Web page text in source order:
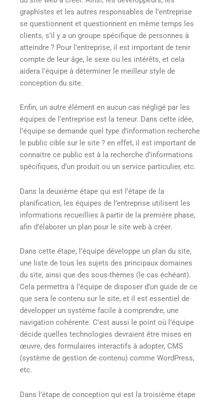
graphistes et les autres responsables de l’entreprise
se questionnent et questionnent en même temps les
clients, s’il y a un groupe spécifique de personnes à
atteindre ? Pour l’entreprise, il est important de tenir
compte de leur âge, le sexe ou les intérêts, et cela
aidera l’équipe à déterminer le meilleur style de
conception du site.
Enfin, un autre élément en aucun cas négligé par les
équipes de l’entreprise est la teneur. Dans cette idée,
l’équipe se demande quel type d’information recherche
le public cible sur le site ? en effet, il est important de
connaitre ce public est à la recherche d’informations
spécifiques, d’un produit ou un service particulier, etc.
Dans la deuxième étape qui est l’étape de la
planification, les équipes de l’entreprise utilisent les
informations recueillies à partir de la première phase,
afin d’élaborer un plan pour le site web à créer.
Dans cette étape, l’équipe développe un plan du site,
une liste de tous les sujets des principaux domaines
du site, ainsi que des sous-thèmes (le cas échéant).
Cela permettra à l’équipe de disposer d’un guide de ce
que sera le contenu sur le site, et il est essentiel de
développer un système facile à comprendre, une
navigation cohérente. C’est aussi le point où l’équipe
décide quelles technologies devraient être mises en
œuvre, des formulaires interactifs à adopter, CMS
(système de gestion de contenu) comme WordPress,
etc.
Dans l’étape de conception qui est la troisième étape